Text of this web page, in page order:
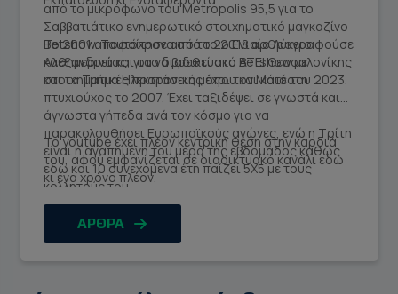
από το μικρόφωνο του Metropolis 95,5 για το
Σαββατιάτικο ενημερωτικό στοιχηματικό μαγκαζίνο
Betshow. Ταυτόχρονα από το 2018 αρθρογραφούσε
καθημερινά και στο διαδικτυακό Betshow με
στοιχηματικές προτάσεις μέχρι τον Μάιο του 2023.
Το 2001 αποφοίτησε από το 2ο Ενιαίο Λύκειο
Αλεξανδρείας, για να βρεθεί στο ΑΤΕΙ Θεσσαλονίκης
και το Τμήμα Ηλεκτρονικής όπου και κατέστη
πτυχιούχος το 2007. Έχει ταξιδέψει σε γνωστά και
άγνωστα γήπεδα ανά τον κόσμο για να
παρακολουθήσει Ευρωπαϊκούς αγώνες, ενώ η Τρίτη
είναι η αγαπημένη του μέρα της εβδομάδος καθώς
εδώ και 10 συνεχόμενα έτη παίζει 5Χ5 με τους
κολλητούς του.
Το youtube έχει πλέον κεντρική θέση στην καρδιά
του, αφού εμφανίζεται σε διαδικτυακό κανάλι εδώ
κι ένα χρόνο πλέον.
ΑΡΘΡΑ